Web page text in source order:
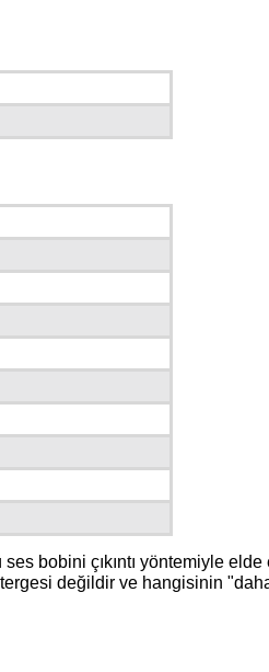
bobini çıkıntı yöntemiyle elde
değildir ve hangisinin